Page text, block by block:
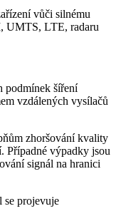
vůči silnému
UMTS, LTE, radaru
podmínek šíření
vzdálených vysílačů
zhoršování kvality
Případné výpadky jsou
signál na hranici
se projevuje